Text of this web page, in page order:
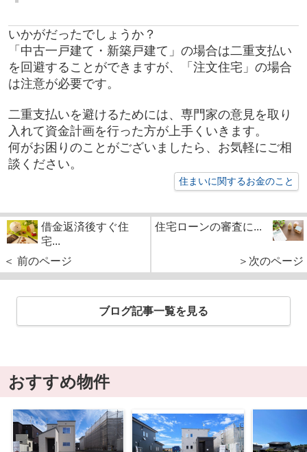
いかがだったでしょうか？
「中古一戸建て・新築戸建て」の場合は二重支払い
を回避することができますが、「注文住宅」の場合
は注意が必要です。
二重支払いを避けるためには、専門家の意見を取り
入れて資金計画を行った方が上手くいきます。
何がお困りのことがございましたら、お気軽にご相
談ください。
住まいに関するお金のこと
借金返済後すぐ住
宅...
＜ 前のページ
住宅ローンの審査に...
＞次のページ
ブログ記事一覧を見る
おすすめ物件